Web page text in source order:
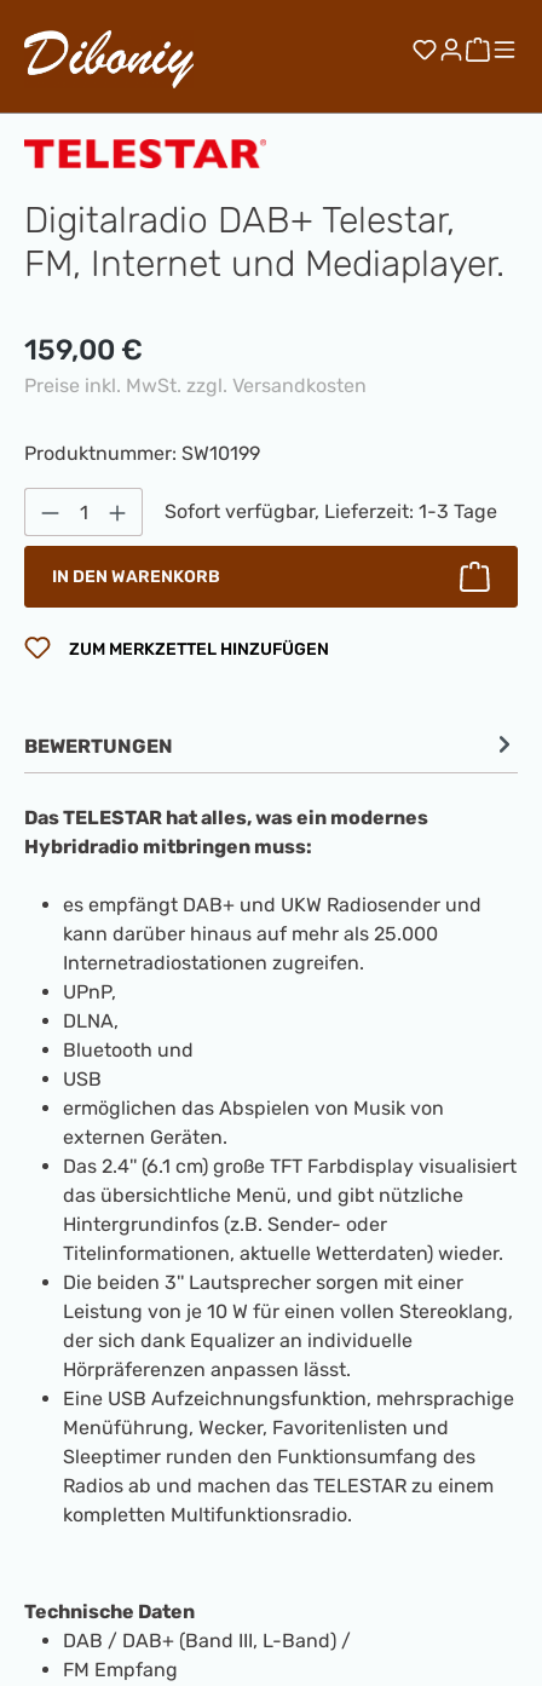
Zum Hauptinhalt springen
Du hast 0
Digitalradio DAB+ Telestar,
FM, Internet und Mediaplayer.
Regulärer Preis:
159,00 €
Preise inkl. MwSt. zzgl. Versandkosten
Produktnummer: SW10199
Produkt Anzahl: Gib den gewünschten
Sofort verfügbar, Lieferzeit: 1-3 Tage
IN DEN WARENKORB
ZUM MERKZETTEL HINZUFÜGEN
BEWERTUNGEN
Das TELESTAR hat alles, was ein modernes
Hybridradio mitbringen muss:
es empfängt DAB+ und UKW Radiosender und
kann darüber hinaus auf mehr als 25.000
Internetradiostationen zugreifen.
UPnP,
DLNA,
Bluetooth und
USB
ermöglichen das Abspielen von Musik von
externen Geräten.
Das 2.4'' (6.1 cm) große TFT Farbdisplay visualisiert
das übersichtliche Menü, und gibt nützliche
Hintergrundinfos (z.B. Sender- oder
Titelinformationen, aktuelle Wetterdaten) wieder.
Die beiden 3'' Lautsprecher sorgen mit einer
Leistung von je 10 W für einen vollen Stereoklang,
der sich dank Equalizer an individuelle
Hörpräferenzen anpassen lässt.
Eine USB Aufzeichnungsfunktion, mehrsprachige
Menüführung, Wecker, Favoritenlisten und
Sleeptimer runden den Funktionsumfang des
Radios ab und machen das TELESTAR zu einem
kompletten Multifunktionsradio.
Technische Daten
DAB / DAB+ (Band III, L-Band) /
FM Empfang